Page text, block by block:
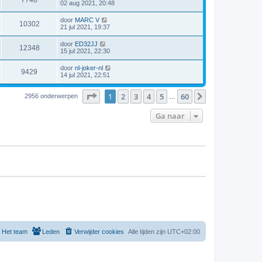
02 aug 2021, 20:48
10302 door MARC V
21 jul 2021, 19:37
12348 door ED32JJ
15 jul 2021, 22:30
9429 door nl-joker-nl
14 jul 2021, 22:51
2956 onderwerpen Pagina1 van 60
1 2 3 4 5 60
Ga naar
Alle tijden zijn UTC+02:00
Verwijder cookies
Leden
Het team